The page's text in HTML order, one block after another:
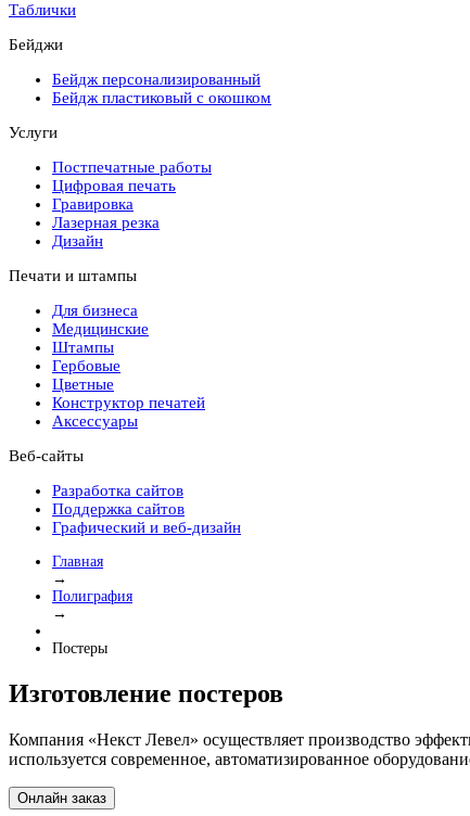
Таблички
Бейджи
Бейдж персонализированный
Бейдж пластиковый с окошком
Услуги
Постпечатные работы
Цифровая печать
Гравировка
Лазерная резка
Дизайн
Печати и штампы
Для бизнеса
Медицинские
Штампы
Гербовые
Цветные
Конструктор печатей
Аксессуары
Веб-сайты
Разработка сайтов
Поддержка сайтов
Графический и веб-дизайн
Главная
→
Полиграфия
→
Постеры
Изготовление постеров
Компания «Некст Левел» осуществляет производство
используется современное, автоматизированное
Онлайн заказ